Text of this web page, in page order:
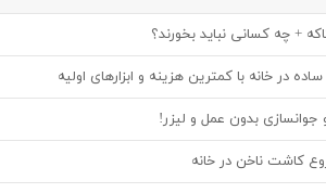
+ چه کسانی نباید بخورند؟
در خانه با کمترین هزینه و ابزارهای اولیه
بدون عمل و لیزر!
کاشت ناخن در خانه